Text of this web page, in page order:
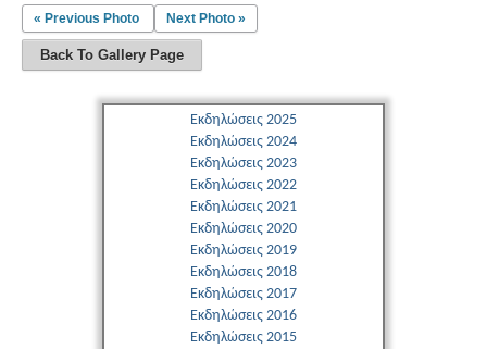
« Previous Photo Next Photo »
Back To Gallery Page
Εκδηλώσεις 2025
Εκδηλώσεις 2024
Εκδηλώσεις 2023
Εκδηλώσεις 2022
Εκδηλώσεις 2021
Εκδηλώσεις 2020
Εκδηλώσεις 2019
Εκδηλώσεις 2018
Εκδηλώσεις 2017
Εκδηλώσεις 2016
Εκδηλώσεις 2015